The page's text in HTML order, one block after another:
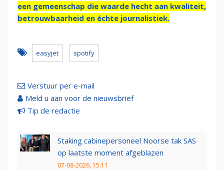
een gemeenschap die waarde hecht aan kwaliteit,
betrouwbaarheid en échte journalistiek.
easyjet spotify
Verstuur per e-mail
Meld u aan voor de nieuwsbrief
Tip de redactie
Staking cabinepersoneel Noorse tak SAS
op laatste moment afgeblazen
07-08-2026, 15:11